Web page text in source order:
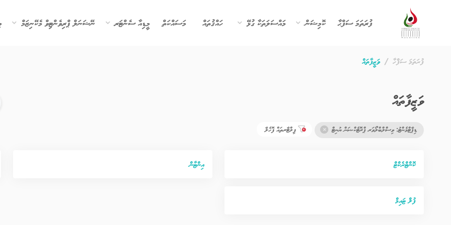
ފުރަތަމަ ސަފްޙާ ކޮމިޝަން މައްސަލަތަކާ ގުޅޭ ހައްޤުތައް މަސައްކަތް މީޑިއާ ސެންޓަރ ނޭޝަނަލް ޕްރިވެންޓިވް މެކޭނިޒަމް
ފުރަތަމަ ސަފްހާ ވަޒީފާތައް
ވަޒީފާތައް
ޑިޕާޓްމެންޓު: ވިސްލްބްލޯވަރ ޕްރޮޓެކްޝަން ޔުނިޓް ފިލްޓާރތައް ފޮހެލާ
ކޮންޓްރެކްޓް އިންޓާން
ފުލް ޓައިމް